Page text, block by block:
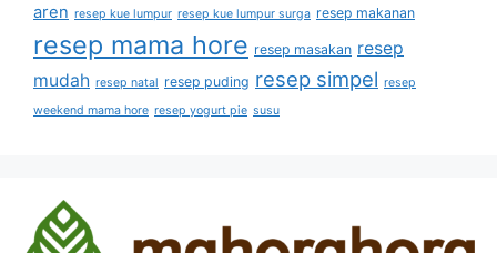
aren resep kue lumpur resep kue lumpur surga resep makanan
resep mama hore resep masakan resep
mudah resep natal resep puding resep simpel resep
weekend mama hore resep yogurt pie susu